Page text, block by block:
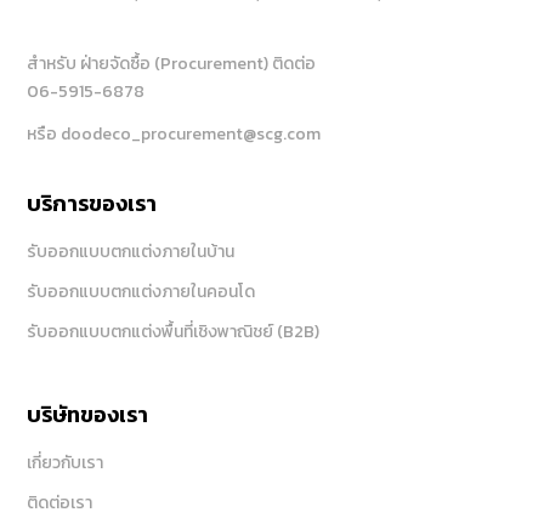
สำหรับ ฝ่ายจัดซื้อ (Procurement) ติดต่อ
06-5915-6878
หรือ doodeco_procurement@scg.com
บริการของเรา
รับออกแบบตกแต่งภายในบ้าน
รับออกแบบตกแต่งภายในคอนโด
รับออกแบบตกแต่งพื้นที่เชิงพาณิชย์ (B2B)
บริษัทของเรา
เกี่ยวกับเรา
ติดต่อเรา